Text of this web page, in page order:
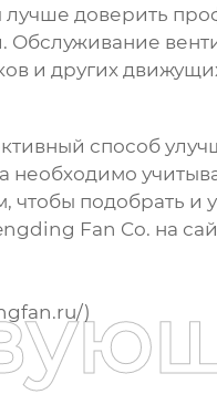
лучше доверить
Обслуживание
и других
способ
необходимо
подобрать и
Fan Co. на
)